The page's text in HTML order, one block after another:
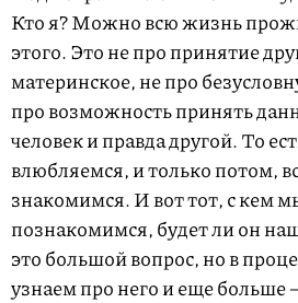
Кто я? Можно всю жизнь
этого. Это не про принятие
материнское, не про
про возможность принять
человек и правда другой. То
влюбляемся, и только потом,
знакомимся. И вот тот, с кем
познакомимся, будет ли он
это большой вопрос, но в
узнаем про него и еще больше